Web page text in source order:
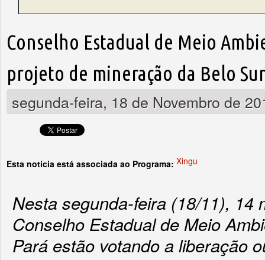
Conselho Estadual de Meio
projeto de mineração da Belo
segunda-feira, 18 de Novembro de
Esta notícia está associada ao Programa: Xingu
Nesta segunda-feira (18/11), 14
Conselho Estadual de Meio
Pará estão votando a liberação